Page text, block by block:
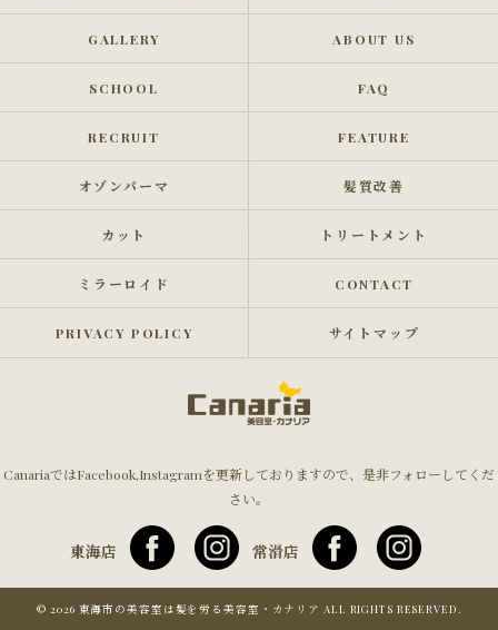
GALLERY ABOUT US
SCHOOL FAQ
RECRUIT FEATURE
オゾンパーマ 髪質改善
カット トリートメント
ミラーロイド CONTACT
PRIVACY POLICY サイトマップ
CanariaではFacebook,Instagramを更新しておりますので、是非フォローしてくだ
さい。
東海店 常滑店
© 2026 東海市の美容室は髪を労る美容室・カナリア ALL RIGHTS RESERVED.